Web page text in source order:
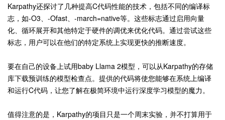
Karpathy还探讨了几种提高C代码性能的技术，包括不同的编译标
志，如-O3、-Ofast、-march=native等。这些标志通过启用向量
化、循环展开和其他特定于硬件的调优来优化代码。通过尝试这些
标志，用户可以在他们的特定系统上实现更快的推断速度。
要在自己的设备上试用baby Llama 2模型，可以从Karpathy的存储
库下载预训练的模型检查点。提供的代码将使您能够在系统上编译
和运行C代码，让您了解在极简环境中运行深度学习模型的魔力。
值得注意的是，Karpathy的项目只是一个周末实验，并不打算用于